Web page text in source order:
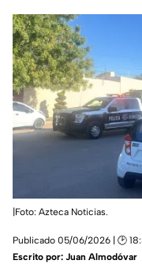
|Foto: Azteca Noticias.
Publicado 05/06/2026 | 🕑
Escrito por: Juan Almodóvar